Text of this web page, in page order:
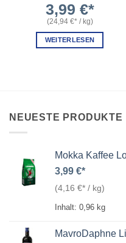
3,99 €
(24,94 € / kg)
WEITERLESEN
NEUESTE PRODUKTE
Mokka Kaffee
3,99 €
(4,16 € / kg)
Inhalt: 0,96 kg
MavroDaphne